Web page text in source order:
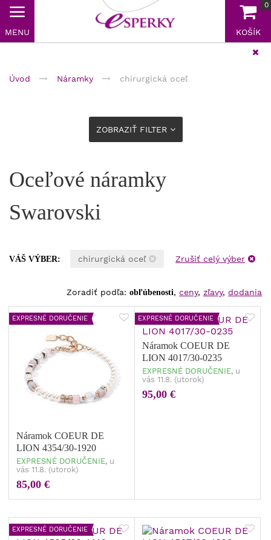
MENU
0
KOŠÍK
Úvod Náramky chirurgická oceľ
ZOBRAZIŤ FILTER
Oceľové náramky
Swarovski
VÁŠ VÝBER: chirurgická oceľ Zrušiť celý výber
Zoradiť podľa: obľúbenosti, ceny, zľavy, dodania
EXPRESNÉ DORUČENIE
Náramok COEUR DE
LION 4354/30-1920
EXPRESNÉ DORUČENIE, u
vás 11.8. (utorok)
85,00 €
EXPRESNÉ DORUČENIE
Náramok COEUR DE
LION 4017/30-0235
EXPRESNÉ DORUČENIE, u
vás 11.8. (utorok)
95,00 €
EXPRESNÉ DORUČENIE